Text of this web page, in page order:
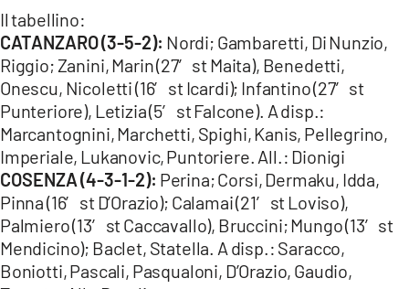
Il tabellino:
CATANZARO (3-5-2): Nordi; Gambaretti, Di Nunzio,
Riggio; Zanini, Marin (27′ st Maita), Benedetti,
Onescu, Nicoletti (16′ st Icardi); Infantino (27′ st
Punteriore), Letizia (5′ st Falcone). A disp.:
Marcantognini, Marchetti, Spighi, Kanis, Pellegrino,
Imperiale, Lukanovic, Puntoriere. All.: Dionigi
COSENZA (4-3-1-2): Perina; Corsi, Dermaku, Idda,
Pinna (16′ st D’Orazio); Calamai (21′ st Loviso),
Palmiero (13′ st Caccavallo), Bruccini; Mungo (13′ st
Mendicino); Baclet, Statella. A disp.: Saracco,
Boniotti, Pascali, Pasqualoni, D’Orazio, Gaudio,